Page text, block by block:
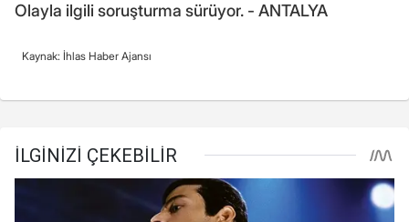
Olayla ilgili soruşturma sürüyor. - ANTALYA
Kaynak: İhlas Haber Ajansı